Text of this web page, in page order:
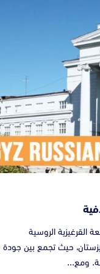
القرغيزية الروسية
حيث تجمع بين جودة
ومع...